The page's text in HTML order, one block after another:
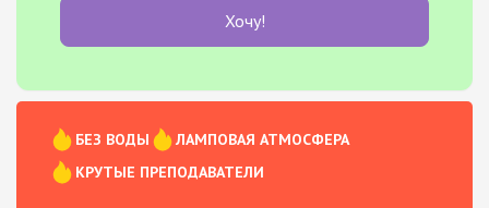
Хочу!
БЕЗ ВОДЫ
ЛАМПОВАЯ АТМОСФЕРА
КРУТЫЕ ПРЕПОДАВАТЕЛИ